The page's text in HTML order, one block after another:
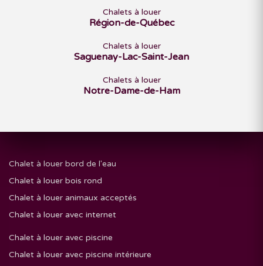
Chalets à louer
Région-de-Québec
Chalets à louer
Saguenay-Lac-Saint-Jean
Chalets à louer
Notre-Dame-de-Ham
Chalet à louer bord de l'eau
Chalet à louer bois rond
Chalet à louer animaux acceptés
Chalet à louer avec internet
Chalet à louer avec piscine
Chalet à louer avec piscine intérieure